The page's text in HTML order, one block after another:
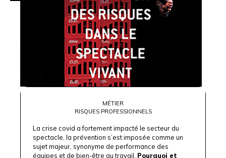
MÉTIER
RISQUES PROFESSIONNELS
La crise covid a fortement impacté le secteur du
spectacle, la prévention s’est imposée comme un
sujet majeur, synonyme de performance des
équipes et de bien-être au travail. Pourquoi et